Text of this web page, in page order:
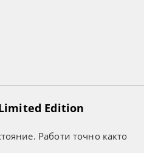
Edition
Работи точно както